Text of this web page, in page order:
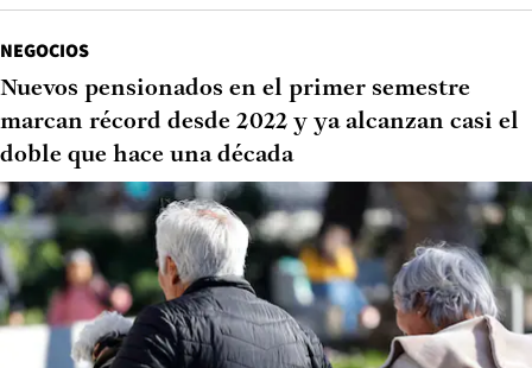
NEGOCIOS
Nuevos pensionados en el primer semestre
marcan récord desde 2022 y ya alcanzan casi el
doble que hace una década